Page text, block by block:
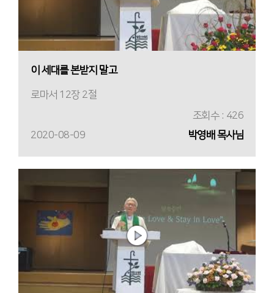
이 세대를 본받지 말고
로마서 12장 2절
조회수 : 426
2020-08-09
박영배 목사님